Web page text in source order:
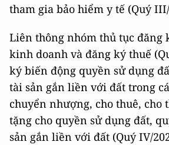
tham gia bảo hiểm y tế (Quý
Liên thông nhóm thủ tục đăng
kinh doanh và đăng ký thuế
ký biến động quyền sử dụng
tài sản gắn liền với đất trong
chuyển nhượng, cho thuê, cho
tặng cho quyền sử dụng đất,
sản gắn liền với đất (Quý IV/